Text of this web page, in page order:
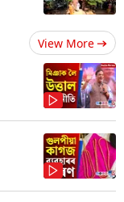
View More